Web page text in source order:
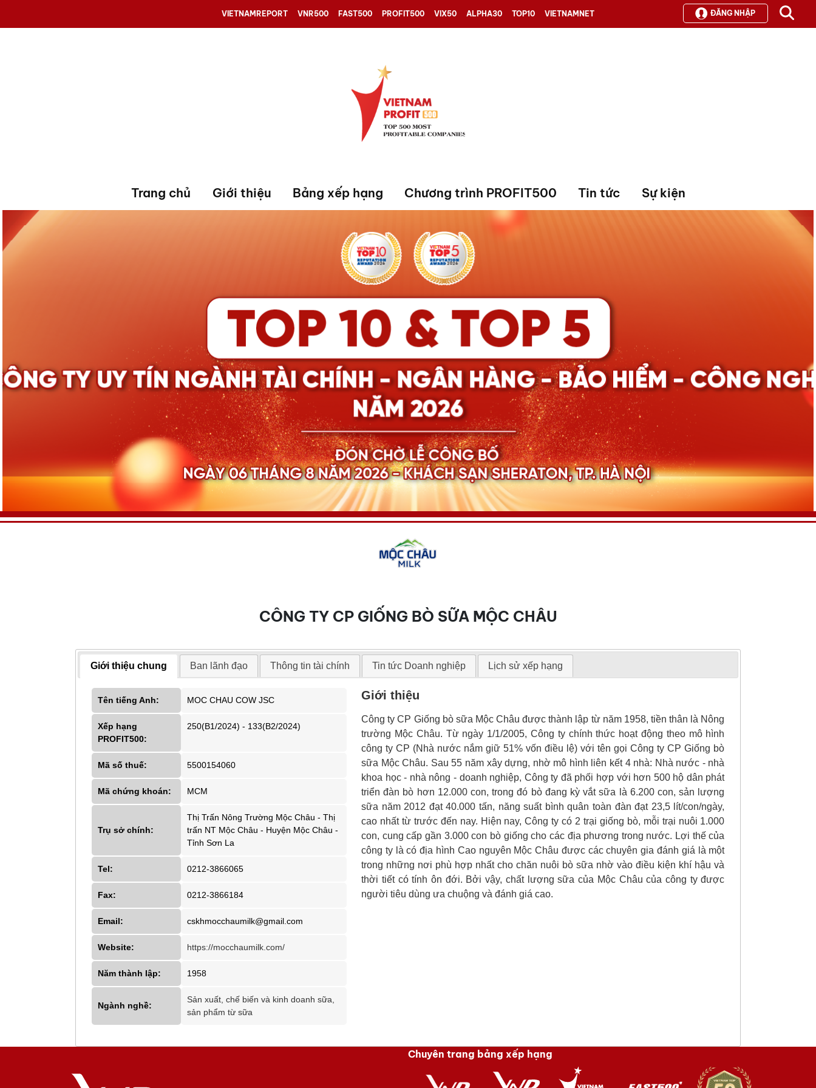
VIETNAMREPORT VNR500 FAST500 PROFIT500 VIX50 ALPHA30 TOP10 VIETNAMNET ĐĂNG NHẬP
Trang chủ Giới thiệu Bảng xếp hạng Chương trình PROFIT500 Tin tức Sự kiện
CÔNG TY CP GIỐNG BÒ SỮA MỘC CHÂU
Giới thiệu chung Ban lãnh đạo Thông tin tài chính Tin tức Doanh nghiệp Lịch sử xếp hạng
Tên tiếng Anh: MOC CHAU COW JSC
Xếp hạng
PROFIT500:
250(B1/2024) - 133(B2/2024)
Mã số thuế: 5500154060
Mã chứng khoán: MCM
Trụ sở chính:
Thị Trấn Nông Trường Mộc Châu - Thị
trấn NT Mộc Châu - Huyện Mộc Châu -
Tỉnh Sơn La
Tel: 0212-3866065
Fax: 0212-3866184
Email: cskhmocchaumilk@gmail.com
Website: https://mocchaumilk.com/
Năm thành lập: 1958
Ngành nghề:
Sản xuất, chế biến và kinh doanh sữa,
sản phẩm từ sữa
Giới thiệu
Công ty CP Giống bò sữa Mộc Châu được thành lập từ năm 1958, tiền thân là Nông
trường Mộc Châu. Từ ngày 1/1/2005, Công ty chính thức hoạt động theo mô hình
công ty CP (Nhà nước nắm giữ 51% vốn điều lệ) với tên gọi Công ty CP Giống bò
sữa Mộc Châu. Sau 55 năm xây dựng, nhờ mô hình liên kết 4 nhà: Nhà nước - nhà
khoa học - nhà nông - doanh nghiệp, Công ty đã phối hợp với hơn 500 hộ dân phát
triển đàn bò hơn 12.000 con, trong đó bò đang kỳ vắt sữa là 6.200 con, sản lượng
sữa năm 2012 đạt 40.000 tấn, năng suất bình quân toàn đàn đạt 23,5 lít/con/ngày,
cao nhất từ trước đến nay. Hiện nay, Công ty có 2 trại giống bò, mỗi trại nuôi 1.000
con, cung cấp gần 3.000 con bò giống cho các địa phương trong nước. Lợi thế của
công ty là có địa hình Cao nguyên Mộc Châu được các chuyên gia đánh giá là một
trong những nơi phù hợp nhất cho chăn nuôi bò sữa nhờ vào điều kiện khí hậu và
thời tiết có tính ôn đới. Bởi vậy, chất lượng sữa của Mộc Châu của công ty được
người tiêu dùng ưa chuộng và đánh giá cao.
Chuyên trang bảng xếp hạng